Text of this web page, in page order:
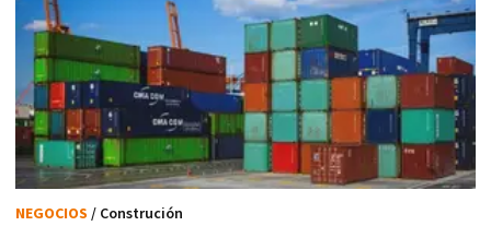
NEGOCIOS / Construción